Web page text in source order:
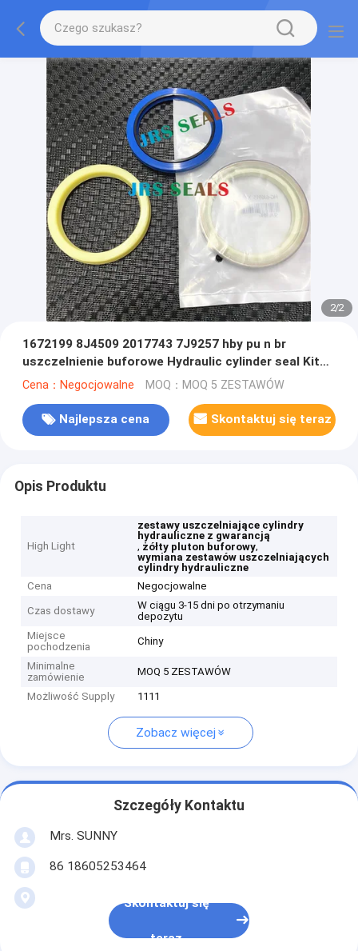
2/2
1672199 8J4509 2017743 7J9257 hby pu n br
uszczelnienie buforowe Hydraulic cylinder seal Kits
żółty
Cena：Negocjowalne MOQ：MOQ 5 ZESTAWÓW
Najlepsza cena Skontaktuj się teraz
Opis Produktu
High Light
zestawy uszczelniające cylindry
hydrauliczne z gwarancją
, żółty pluton buforowy,
wymiana zestawów uszczelniających
cylindry hydrauliczne
Cena
Negocjowalne
Czas dostawy
W ciągu 3-15 dni po otrzymaniu
depozytu
Miejsce
pochodzenia
Chiny
Minimalne
zamówienie
MOQ 5 ZESTAWÓW
Możliwość Supply 1111
Zobacz więcej
Szczegóły Kontaktu
Mrs. SUNNY
86 18605253464
Skontaktuj się
teraz